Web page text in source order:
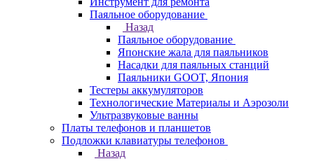
Паяльное оборудование
Назад
Паяльное оборудование
Японские жала для паяльников
Насадки для паяльных станций
Паяльники GOOT, Япония
Тестеры аккумуляторов
Технологические Материалы и Аэрозоли
Ультразвуковые ванны
Платы телефонов и планшетов
Подложки клавиатуры телефонов
Назад